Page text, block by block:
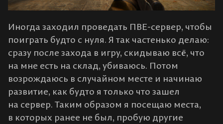
Иногда заходил проведать ПВЕ-сервер, чтобы
поиграть будто с нуля. Я так частенько делаю:
сразу после захода в игру, скидываю всё, что
на мне есть на склад, убиваюсь. Потом
возрождаюсь в случайном месте и начинаю
развитие, как будто я только что зашел
на сервер. Таким образом я посещаю места,
в которых ранее не был, пробую другие